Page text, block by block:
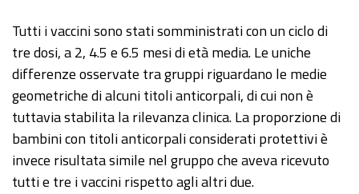
Tutti i vaccini sono stati somministrati con un ciclo di
tre dosi, a 2, 4.5 e 6.5 mesi di età media. Le uniche
differenze osservate tra gruppi riguardano le medie
geometriche di alcuni titoli anticorpali, di cui non è
tuttavia stabilita la rilevanza clinica. La proporzione di
bambini con titoli anticorpali considerati protettivi è
invece risultata simile nel gruppo che aveva ricevuto
tutti e tre i vaccini rispetto agli altri due.